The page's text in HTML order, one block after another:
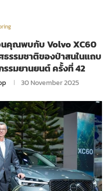
นคุณพบกับ Volvo XC60
ธรรมชาติของป่าสนในแถบ
รมยานยนต์ ครั้งที่ 42
30 November 2025